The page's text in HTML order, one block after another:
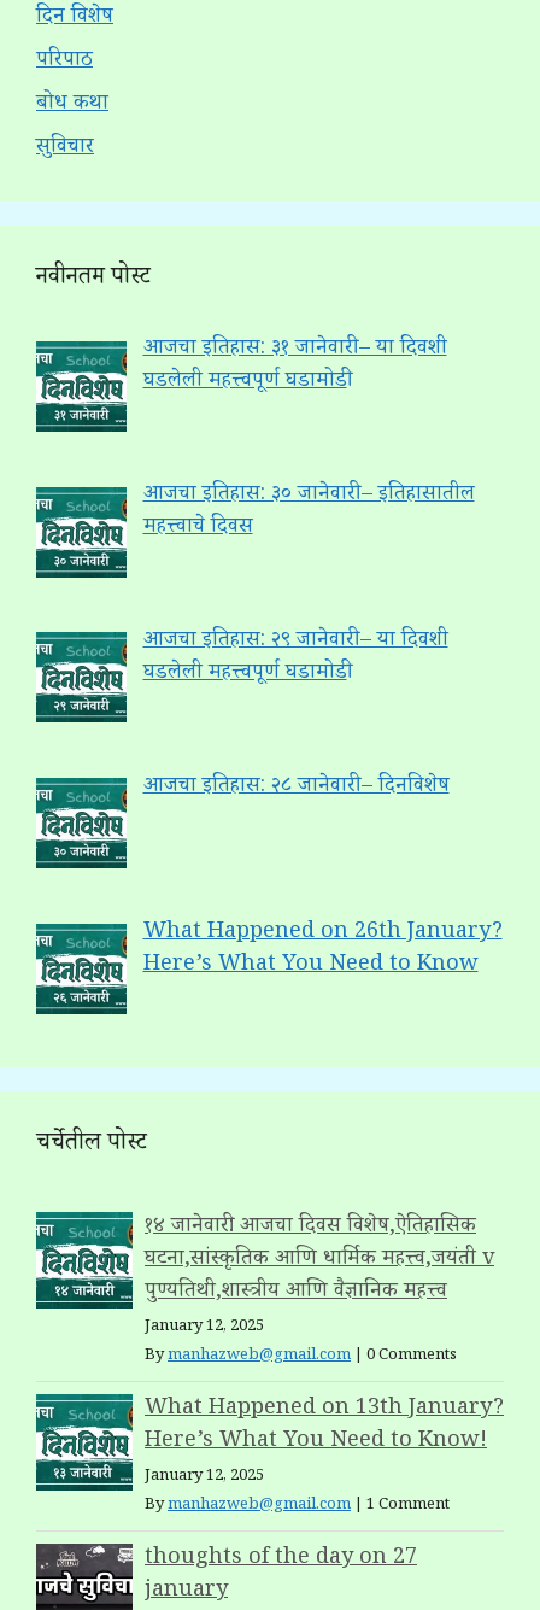
दिन विशेष
परिपाठ
बोध कथा
सुविचार
नवीनतम पोस्ट
आजचा इतिहास: ३१ जानेवारी – या दिवशी
घडलेली महत्त्वपूर्ण घडामोडी
आजचा इतिहास: ३० जानेवारी – इतिहासातील
महत्त्वाचे दिवस
आजचा इतिहास: २९ जानेवारी – या दिवशी
घडलेली महत्त्वपूर्ण घडामोडी
आजचा इतिहास: २८ जानेवारी – दिनविशेष
What Happened on 26th January?
Here’s What You Need to Know
चर्चेतील पोस्ट
१४ जानेवारी: आजचा दिवस विशेष,ऐतिहासिक
घटना,सांस्कृतिक आणि धार्मिक महत्त्व,जयंती v
पुण्यतिथी,शास्त्रीय आणि वैज्ञानिक महत्त्व
January 12, 2025
Bymanhazweb@gmail.com 0 Comments
What Happened on 13th January?
Here’s What You Need to Know!
January 12, 2025
Bymanhazweb@gmail.com 1 Comment
thoughts of the day on 27
january